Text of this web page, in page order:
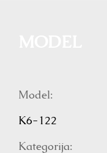
Model:
K6-122
Kategorija: